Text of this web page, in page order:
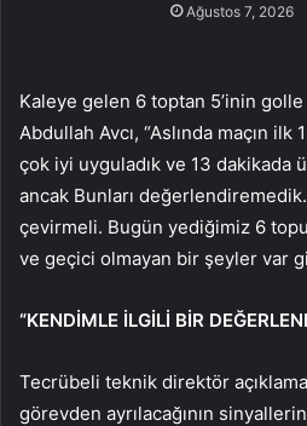
Ağustos 7, 2026
Kaleye gelen 6 toptan 5’inin golle
Abdullah Avcı, “Aslında maçın ilk
çok iyi uyguladık ve 13 dakikada
ancak Bunları
çevirmeli. Bugün yediğimiz 6
ve geçici olmayan bir şeyler var
“KENDİMLE İLGİLİ BİR
Tecrübeli teknik direktör
görevden ayrılacağının